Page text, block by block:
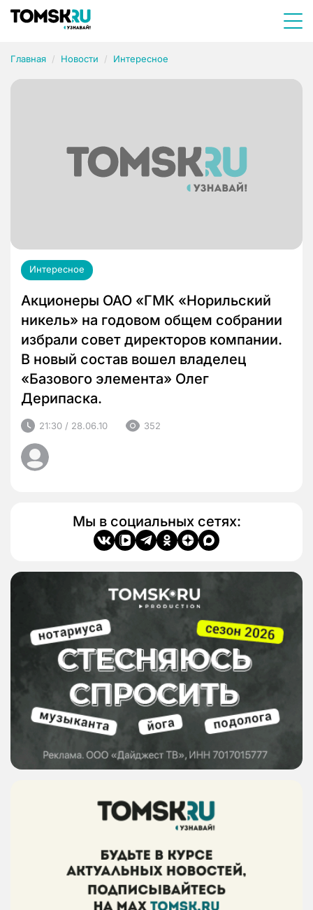
Главная Новости Интересное
Интересное
Акционеры ОАО «ГМК «Норильский
никель» на годовом общем собрании
избрали совет директоров компании.
В новый состав вошел владелец
«Базового элемента» Олег
Дерипаска.
21:30 / 28.06.10 352
Мы в социальных сетях: